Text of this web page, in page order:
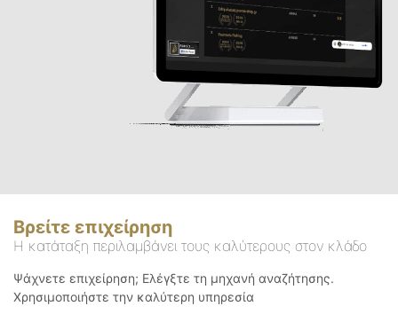
Βρείτε επιχείρηση
Η κατάταξη περιλαμβάνει τους καλύτερους στον κλάδο
Ψάχνετε επιχείρηση; Ελέγξτε τη μηχανή αναζήτησης.
Χρησιμοποιήστε την καλύτερη υπηρεσία